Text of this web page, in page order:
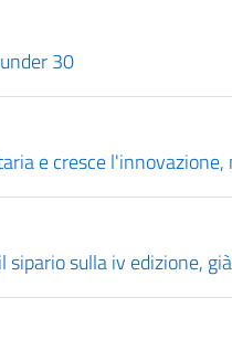
30
e cresce
sulla iv edizione,